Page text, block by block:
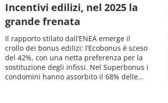
Incentivi edilizi, nel 2025 la
grande frenata
Il rapporto stilato dall’ENEA emerge il
crollo dei bonus edilizi: l’Ecobonus è sceso
del 42%, con una netta preferenza per la
sostituzione degli infissi. Nel Superbonus i
condomini hanno assorbito il 68% delle…